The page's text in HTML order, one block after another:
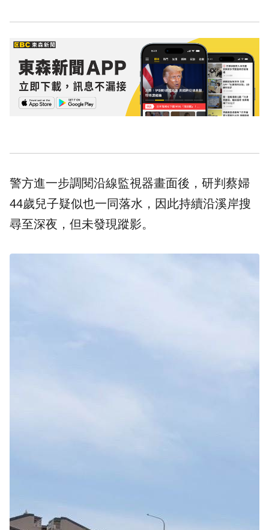
警方進一步調閱沿線監視器畫面後，研判蔡婦
44歲兒子疑似也一同落水，因此持續沿溪岸搜
尋至深夜，但未發現蹤影。